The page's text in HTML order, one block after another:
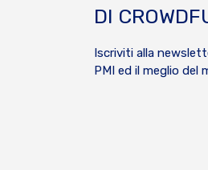
DI
Iscriviti alla
PMI ed il meglio del